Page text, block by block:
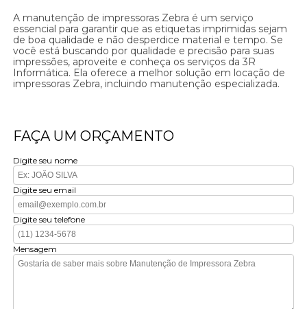
A manutenção de impressoras Zebra é um serviço
essencial para garantir que as etiquetas imprimidas sejam
de boa qualidade e não desperdice material e tempo. Se
você está buscando por qualidade e precisão para suas
impressões, aproveite e conheça os serviços da 3R
Informática. Ela oferece a melhor solução em locação de
impressoras Zebra, incluindo manutenção especializada.
FAÇA UM ORÇAMENTO
Digite seu nome
Digite seu email
Digite seu telefone
Mensagem